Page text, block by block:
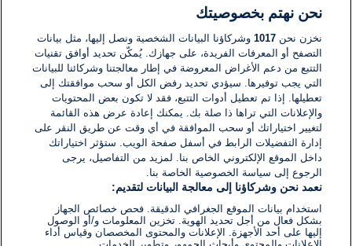
لا توجد تعليقات مكتوبة حتى الآن. كن الأول!
اكتب تعليقًا جديدًا ...
نحن نهتم بخصوصيتك
نخزن نحن1017 وشركاؤنا البيانات الشخصية ونصل إليها، مثل بيانات
التصفح أو المعرفات الفريدة، على جهازك. يُمكّن تحديد أوافق تقنيات
التتبع من دعم الأغراض المعروضة في إطار معالجتنا وشركائنا للبيانات
التي يجب توفيرها. سيؤدي تحديد رفض الكل أو سحب موافقتك إلى
تعطيلها. إذا تم تعطيل أدوات التتبع، فقد لا تكون بعض المحتويات
والإعلانات التي تراها ذا صلة بك. يمكنك إعادة عرض هذه القائمة
لتغيير اختياراتك أو سحب الموافقة في أي وقت عن طريق النقر على
إدارة التفضيلات الرابط في أسفل صفحة الويب. ستؤثر اختياراتك
داخل الموقع الإلكتروني الخاص بنا. لمزيد من التفاصيل، يرجى
الرجوع إلى سياسة الخصوصية الخاصة بنا.
نعمد نحن وشركاؤنا إلى معالجة البيانات لتقديم:
استخدام بيانات الموقع الجغرافي الدقيقة. فحص خصائص الجهاز
بشكل فعال من أجل تحديد الهوية. تخزين المعلومات و/أو الوصول
إليها على أحد الأجهزة. الإعلانات والمحتوى المخصصان وقياس أداء